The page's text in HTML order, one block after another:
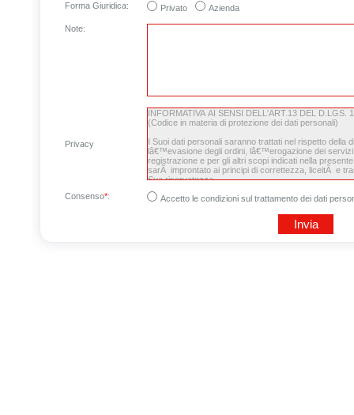
Forma Giuridica: Privato Azienda
Note:
Privacy
Consenso*: Accetto le condizioni sul trattamento dei dati